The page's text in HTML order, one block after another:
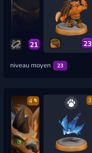
21 23
niveau moyen 23
4 3